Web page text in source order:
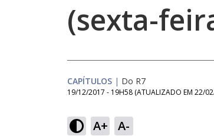
(sexta-
CAPÍTULOS | Do R7
19/12/2017 - 19H58 (ATUALIZADO EM 22/
A+ A-